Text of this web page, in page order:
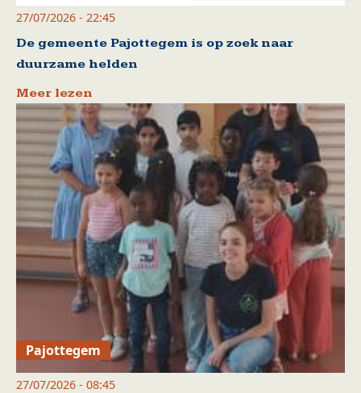
27/07/2026 - 22:45
De gemeente Pajottegem is op zoek naar
duurzame helden
Meer lezen
Pajottegem
27/07/2026 - 08:45